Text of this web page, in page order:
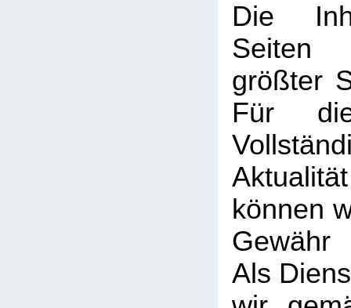
Die
Seiten
größter
Für
können
Gewähr
Als